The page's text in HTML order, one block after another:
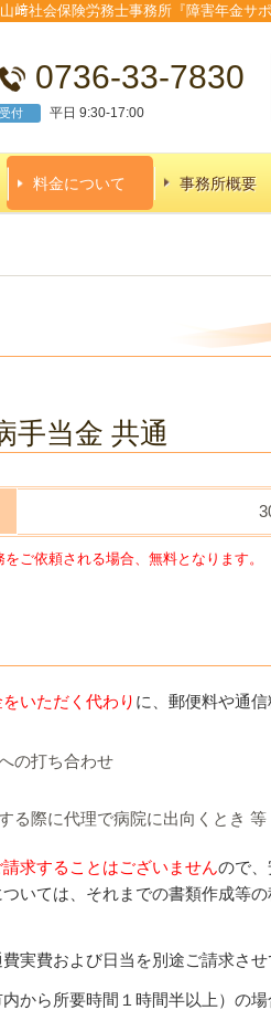
社会保険労務士事務所『障害年金サポ
0736-33-7830
受付 平日 9:30-17:00
料金について 事務所概要
手当金 共通
ご依頼される場合、無料となります。
いただく代わり に、郵便料や通信
の打ち合わせ
る際に代理で病院に出向くとき 等
求することはございませんので、
ついては、それまでの書類作成等
実費および日当を別途ご請求させ
から所要時間１時間半以上）の